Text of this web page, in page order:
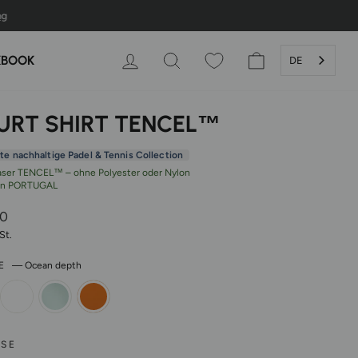
EINLOGGEN
SUCHE WARENKORB
DE
SHIRT TENCEL™
nachhaltige Padel & Tennis Collection
TENCEL™ – ohne Polyester oder Nylon
PORTUGAL
— Ocean depth